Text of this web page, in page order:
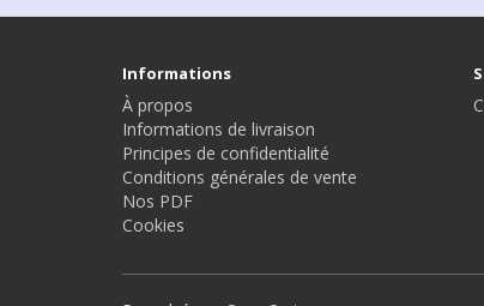
Informations
À propos
Informations de livraison
Principes de confidentialité
Conditions générales de vente
Nos PDF
Cookies